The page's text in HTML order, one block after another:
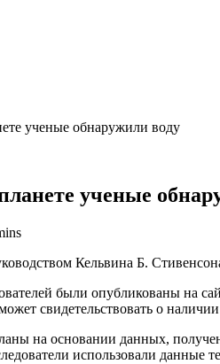
ученые обнаружили воду
ученые
Кельвина Б.
были опубликованы на
свидетельствовать о
на основании данных,
использовали данные